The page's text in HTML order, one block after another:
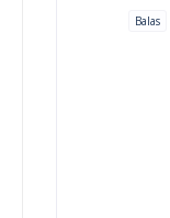
Balas